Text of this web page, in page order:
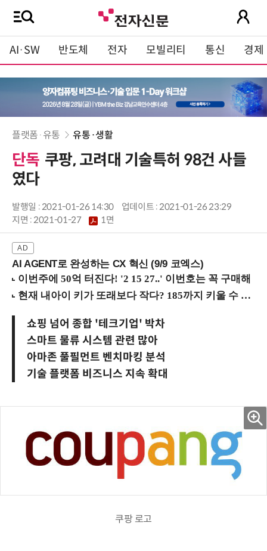
AI·SW 반도체 전자 모빌리티 통신 경제
플랫폼·유통 유통·생활
단독 쿠팡, 고려대 기술특허 98건 사들
였다
발행일 : 2021-01-26 14:30
업데이트 : 2021-01-26 23:29
지면 :2021-01-27 1면
AI AGENT로 완성하는 CX 혁신 (9/9 코엑스)
쇼핑 넘어 종합 '테크기업' 박차
스마트 물류 시스템 관련 많아
아마존 풀필먼트 벤치마킹 분석
기술 플랫폼 비즈니스 지속 확대
쿠팡 로고